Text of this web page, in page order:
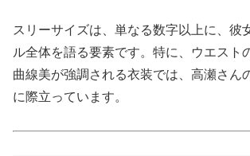
スリーサイズは、単なる数字以上に、彼
ル全体を語る要素です。特に、ウエスト
曲線美が強調される衣装では、高瀬さん
に際立っています。